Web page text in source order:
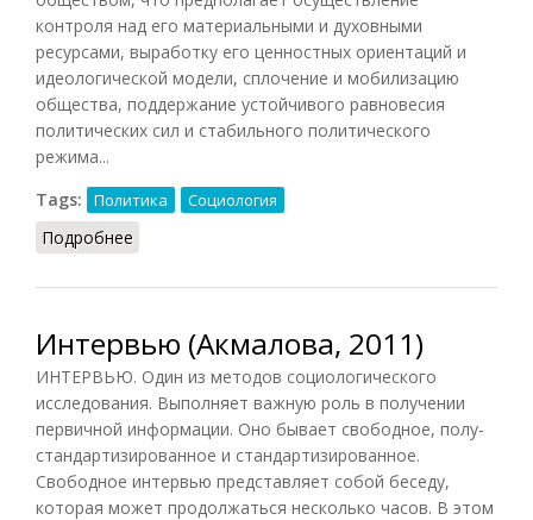
контроля над его материальными и духовными
ресурсами, выработку его ценностных ориентаций и
идеологической модели, сплочение и мобилизацию
общества, поддержание устойчивого равновесия
политических сил и стабильного политического
режима...
Tags:
Политика Социология
Подробнее
Интервью (Акмалова, 2011)
ИНТЕРВЬЮ. Один из методов социологического
исследования. Выполняет важную роль в получении
первичной информации. Оно бывает свободное, полу-
стандартизированное и стандартизированное.
Свободное интервью представляет собой беседу,
которая может продолжаться несколько часов. В этом